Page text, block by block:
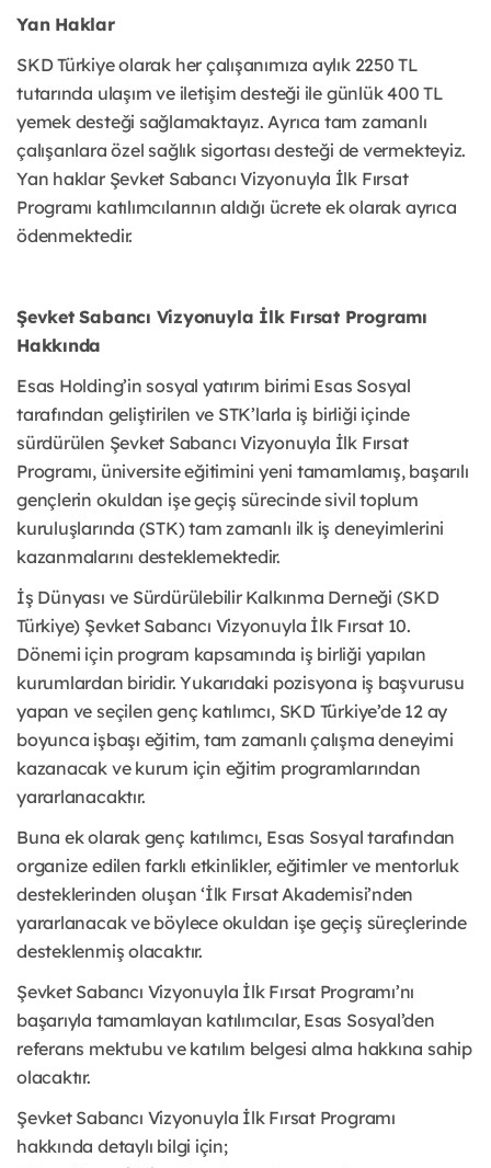
Yan Haklar
SKD Türkiye olarak her çalışanımıza aylık 2250 TL
tutarında ulaşım ve iletişim desteği ile günlük 400 TL
yemek desteği sağlamaktayız. Ayrıca tam zamanlı
çalışanlara özel sağlık sigortası desteği de vermekteyiz.
Yan haklar Şevket Sabancı Vizyonuyla İlk Fırsat
Programı katılımcılarının aldığı ücrete ek olarak ayrıca
ödenmektedir.
Şevket Sabancı Vizyonuyla İlk Fırsat Programı
Hakkında
Esas Holding’in sosyal yatırım birimi Esas Sosyal
tarafından geliştirilen ve STK’larla iş birliği içinde
sürdürülen Şevket Sabancı Vizyonuyla İlk Fırsat
Programı, üniversite eğitimini yeni tamamlamış, başarılı
gençlerin okuldan işe geçiş sürecinde sivil toplum
kuruluşlarında (STK) tam zamanlı ilk iş deneyimlerini
kazanmalarını desteklemektedir.
İş Dünyası ve Sürdürülebilir Kalkınma Derneği (SKD
Türkiye) Şevket Sabancı Vizyonuyla İlk Fırsat 10.
Dönemi için program kapsamında iş birliği yapılan
kurumlardan biridir. Yukarıdaki pozisyona iş başvurusu
yapan ve seçilen genç katılımcı, SKD Türkiye’de 12 ay
boyunca işbaşı eğitim, tam zamanlı çalışma deneyimi
kazanacak ve kurum için eğitim programlarından
yararlanacaktır.
Buna ek olarak genç katılımcı, Esas Sosyal tarafından
organize edilen farklı etkinlikler, eğitimler ve mentorluk
desteklerinden oluşan ‘İlk Fırsat Akademisi’nden
yararlanacak ve böylece okuldan işe geçiş süreçlerinde
desteklenmiş olacaktır.
Şevket Sabancı Vizyonuyla İlk Fırsat Programı’nı
başarıyla tamamlayan katılımcılar, Esas Sosyal’den
referans mektubu ve katılım belgesi alma hakkına sahip
olacaktır.
Şevket Sabancı Vizyonuyla İlk Fırsat Programı
hakkında detaylı bilgi için;